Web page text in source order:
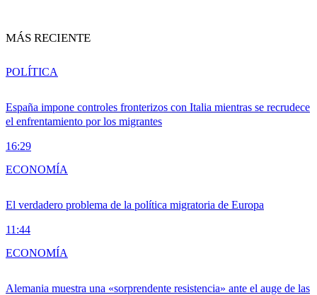
MÁS RECIENTE
España impone controles fronterizos con Italia mientras se recrudece
el enfrentamiento por los migrantes
16:29
POLÍTICA
El verdadero problema de la política migratoria de Europa
11:44
ECONOMÍA
Alemania muestra una «sorprendente resistencia» ante el auge de las
ECONOMÍA